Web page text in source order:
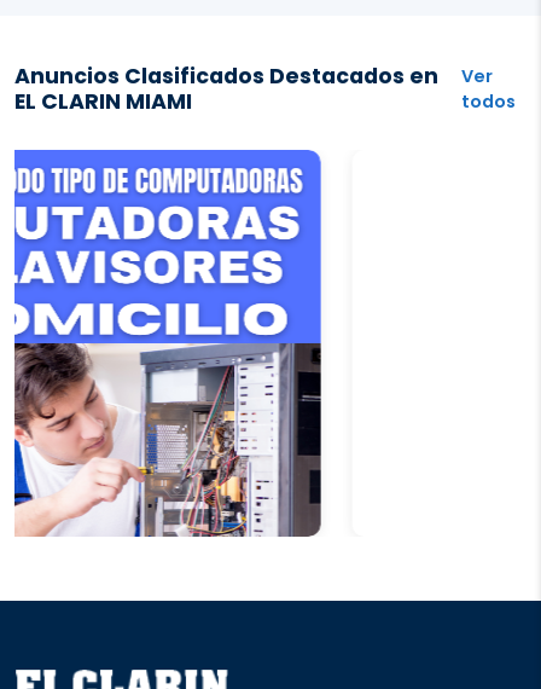
Anuncios Clasificados Destacados en
EL CLARIN MIAMI
Ver
todos